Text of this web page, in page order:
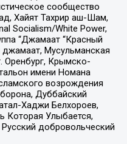
сообщество
Хайят Тахрир аш-Шам,
Socialism/White Power,
“Джамаат “Красный
джамаат, Мусульманская
Оренбург, Крымско-
имени Номана
возрождения
Дуббайский
Хаджи Белхороев,
Которая Улыбается,
добровольческий